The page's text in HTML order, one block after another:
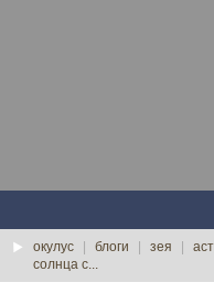
окулус блоги зея
солнца с...